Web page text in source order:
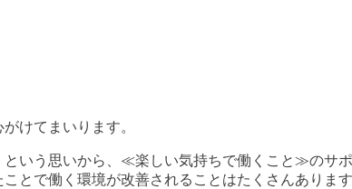
けてまいります。
いう思いから、≪楽しい気持ちで働くこと≫のサポ
とで働く環境が改善されることはたくさんあります